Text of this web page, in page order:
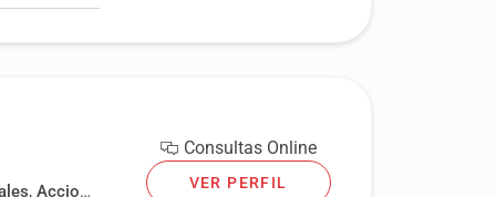
, Acciones, bonos y preferentes , Acoso laboral
Consultas Online
VER PERFIL